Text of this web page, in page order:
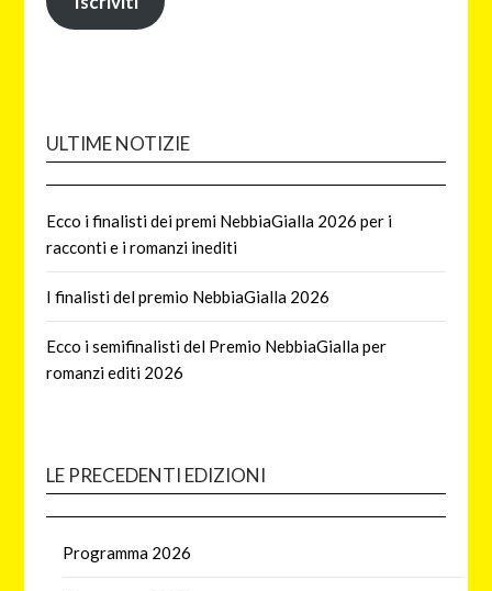
ULTIME NOTIZIE
Ecco i finalisti dei premi NebbiaGialla 2026 per i
racconti e i romanzi inediti
I finalisti del premio NebbiaGialla 2026
Ecco i semifinalisti del Premio NebbiaGialla per
romanzi editi 2026
LE PRECEDENTI EDIZIONI
Programma 2026